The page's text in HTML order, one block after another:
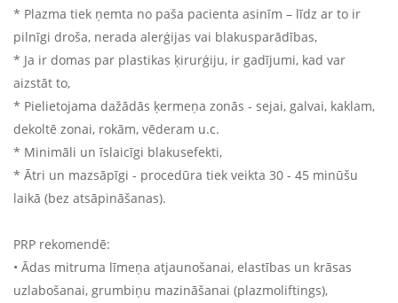
* Plazma tiek ņemta no paša pacienta asinīm – līdz ar to ir
pilnīgi droša, nerada alerģijas vai blakusparādības,
* Ja ir domas par plastikas ķirurģiju, ir gadījumi, kad var
aizstāt to,
* Pielietojama dažādās ķermeņa zonās - sejai, galvai, kaklam,
dekoltē zonai, rokām, vēderam u.c.
* Minimāli un īslaicīgi blakusefekti,
* Ātri un mazsāpīgi - procedūra tiek veikta 30 - 45 minūšu
laikā (bez atsāpināšanas).
PRP rekomendē:
• Ādas mitruma līmeņa atjaunošanai, elastības un krāsas
uzlabošanai, grumbiņu mazināšanai (plazmoliftings),